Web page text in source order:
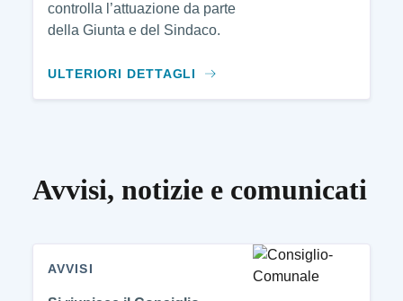
controlla l’attuazione da parte
della Giunta e del Sindaco.
ULTERIORI DETTAGLI
Avvisi, notizie e comunicati
AVVISI